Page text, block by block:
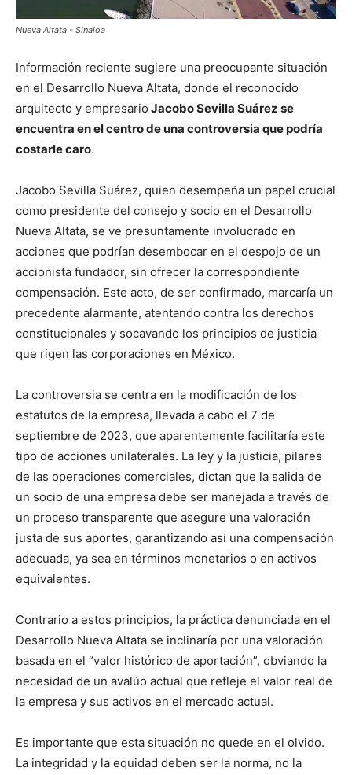
Nueva Altata - Sinaloa
Información reciente sugiere una preocupante situación
en el Desarrollo Nueva Altata, donde el reconocido
arquitecto y empresario Jacobo Sevilla Suárez se
encuentra en el centro de una controversia que podría
costarle caro.
Jacobo Sevilla Suárez, quien desempeña un papel crucial
como presidente del consejo y socio en el Desarrollo
Nueva Altata, se ve presuntamente involucrado en
acciones que podrían desembocar en el despojo de un
accionista fundador, sin ofrecer la correspondiente
compensación. Este acto, de ser confirmado, marcaría un
precedente alarmante, atentando contra los derechos
constitucionales y socavando los principios de justicia
que rigen las corporaciones en México.
La controversia se centra en la modificación de los
estatutos de la empresa, llevada a cabo el 7 de
septiembre de 2023, que aparentemente facilitaría este
tipo de acciones unilaterales. La ley y la justicia, pilares
de las operaciones comerciales, dictan que la salida de
un socio de una empresa debe ser manejada a través de
un proceso transparente que asegure una valoración
justa de sus aportes, garantizando así una compensación
adecuada, ya sea en términos monetarios o en activos
equivalentes.
Contrario a estos principios, la práctica denunciada en el
Desarrollo Nueva Altata se inclinaría por una valoración
basada en el “valor histórico de aportación”, obviando la
necesidad de un avalúo actual que refleje el valor real de
la empresa y sus activos en el mercado actual.
Es importante que esta situación no quede en el olvido.
La integridad y la equidad deben ser la norma, no la